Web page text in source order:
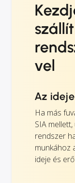
vel
Az
Ha más
SIA
rendszer
munkához
ideje és